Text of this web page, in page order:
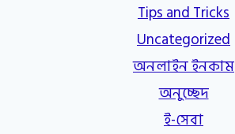
Tips and Tricks
Uncategorized
অনলাইন ইনকাম
অনুচ্ছেদ
ই-সেবা